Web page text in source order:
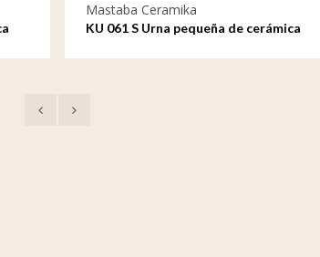
Mastaba Ceramika
KU 061 S Urna pequeña de cerámica